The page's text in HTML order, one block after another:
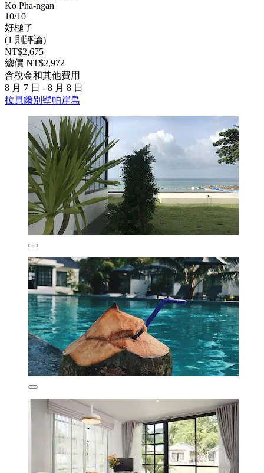
Ko Pha-ngan
10/10
好極了
(1 則評論)
NT$2,675
總價 NT$2,972
含稅金和其他費用
8 月 7 日 - 8 月 8 日
拉貝爾別墅帕岸島